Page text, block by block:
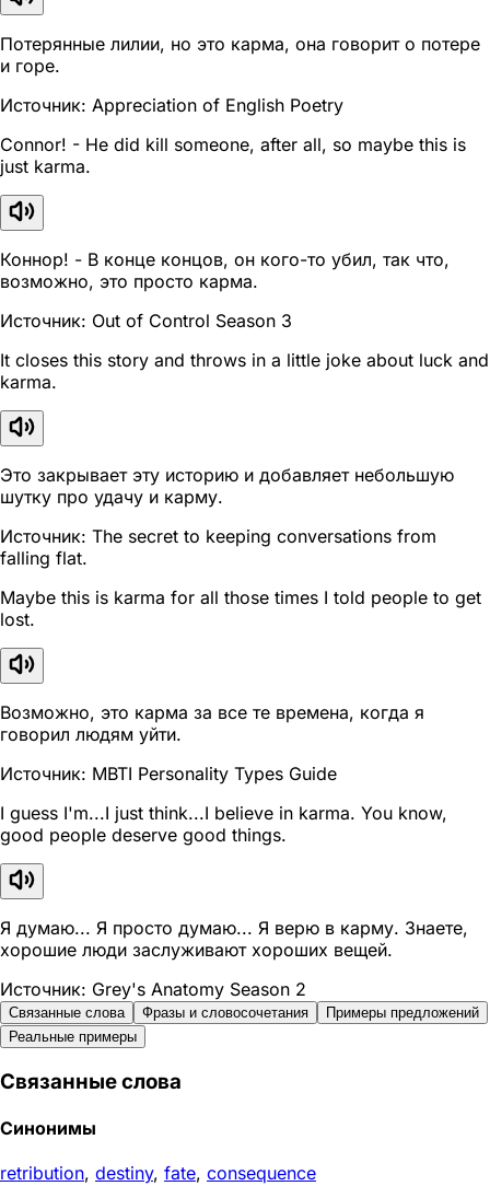
Потерянные лилии, но это карма, она говорит о потере
и горе.
Источник: Appreciation of English Poetry
Connor! - He did kill someone, after all, so maybe this is
just karma.
Коннор! - В конце концов, он кого-то убил, так что,
возможно, это просто карма.
Источник: Out of Control Season 3
It closes this story and throws in a little joke about luck and
karma.
Это закрывает эту историю и добавляет небольшую
шутку про удачу и карму.
Источник: The secret to keeping conversations from
falling flat.
Maybe this is karma for all those times I told people to get
lost.
Возможно, это карма за все те времена, когда я
говорил людям уйти.
Источник: MBTI Personality Types Guide
I guess I'm...I just think...I believe in karma. You know,
good people deserve good things.
Я думаю... Я просто думаю... Я верю в карму. Знаете,
хорошие люди заслуживают хороших вещей.
Источник: Grey's Anatomy Season 2
Связанные слова Фразы и словосочетания
Примеры предложений
Реальные примеры
Связанные слова
Синонимы
retribution, destiny, fate, consequence